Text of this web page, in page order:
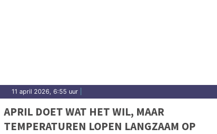
11 april 2026, 6:55 uur
APRIL DOET WAT HET WIL, MAAR
TEMPERATUREN LOPEN LANGZAAM OP